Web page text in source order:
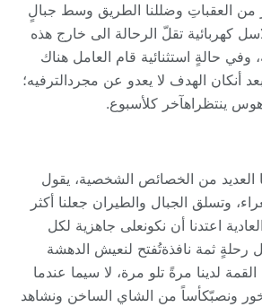
من العقباتِ وضللنا الطريق وسط جبالٍ
كهربائية تقلّ الرحالة الى خارج هذه
وفي حالةٍ استثنائية قام العامل هناك
أنكان الهدف لا يعدو عن مجردالترفيه؛
ينتظراهآخر كلأسبوع.
العديد من الخصائص الشخصية، يقول
وتسلق الجبال والطيران جعلنا أكثر
اعتدنا أن نكونعلى جاهزية لكل
ثمة نافذةتُفتح لنعيش الدهشة
لدينا مرةً تلو مرة، لا سيما عندما
ونصبّكأساً من الشاي الساخن ونشاهد